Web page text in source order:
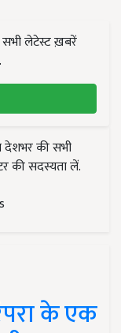
लेटेस्ट ख़बरें
देशभर की सभी
की सदस्यता लें.
के एक